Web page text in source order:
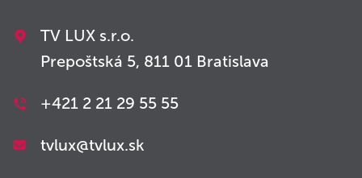
TV LUX s.r.o.
Prepoštská 5, 811 01 Bratislava
+421 2 21 29 55 55
tvlux@tvlux.sk